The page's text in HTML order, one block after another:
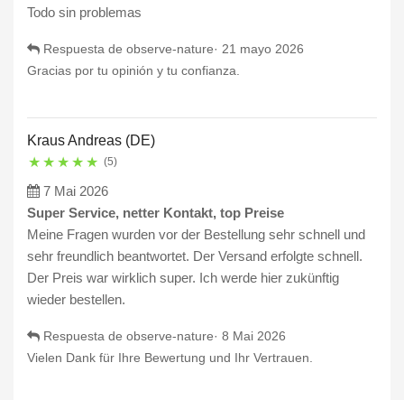
Todo sin problemas
Respuesta de observe-nature· 21 mayo 2026
Gracias por tu opinión y tu confianza.
Kraus Andreas (DE)
★ ★ ★ ★ ★ (5)
7 Mai 2026
Super Service, netter Kontakt, top Preise
Meine Fragen wurden vor der Bestellung sehr schnell und
sehr freundlich beantwortet. Der Versand erfolgte schnell.
Der Preis war wirklich super. Ich werde hier zukünftig
wieder bestellen.
Respuesta de observe-nature· 8 Mai 2026
Vielen Dank für Ihre Bewertung und Ihr Vertrauen.